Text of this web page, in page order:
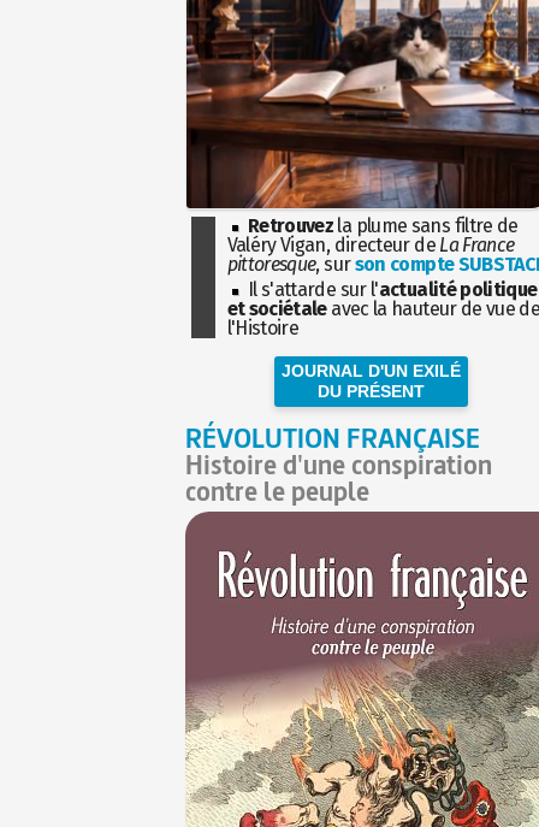
Retrouvez la plume sans filtre de
Valéry Vigan, directeur de La France
pittoresque, surson compte
Il s'attarde sur l'actualité politique
et sociétaleavec la hauteur de vue
l'Histoire
JOURNAL D'UN EXILÉ
DU PRÉSENT
RÉVOLUTION FRANÇAISE
Histoire d'une conspiration
contre le peuple